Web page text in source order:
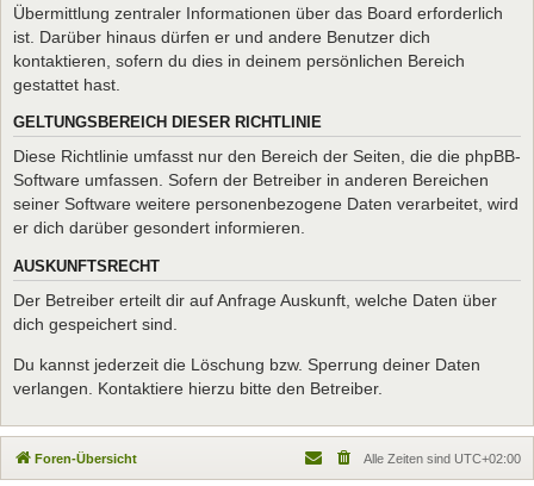
Übermittlung zentraler Informationen über das Board erforderlich
ist. Darüber hinaus dürfen er und andere Benutzer dich
kontaktieren, sofern du dies in deinem persönlichen Bereich
gestattet hast.
GELTUNGSBEREICH DIESER RICHTLINIE
Diese Richtlinie umfasst nur den Bereich der Seiten, die die phpBB-
Software umfassen. Sofern der Betreiber in anderen Bereichen
seiner Software weitere personenbezogene Daten verarbeitet, wird
er dich darüber gesondert informieren.
AUSKUNFTSRECHT
Der Betreiber erteilt dir auf Anfrage Auskunft, welche Daten über
dich gespeichert sind.
Du kannst jederzeit die Löschung bzw. Sperrung deiner Daten
verlangen. Kontaktiere hierzu bitte den Betreiber.
Foren-Übersicht Alle Zeiten sind UTC+02:00